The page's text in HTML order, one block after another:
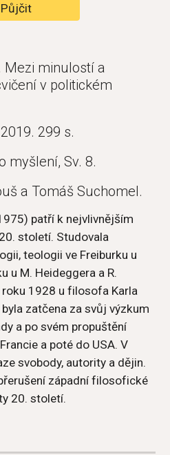
Půjčit
Mezi minulostí a
v politickém
299 s.
myšlení, Sv. 8.
a Tomáš Suchomel.
patří k nejvlivnějším
století. Studovala
teologii ve Freiburku u
u M. Heideggera a R.
1928 u filosofa Karla
zatčena za svůj výzkum
a po svém propuštění
a poté do USA. V
svobody, autority a dějin.
západní filosofické
20. století.